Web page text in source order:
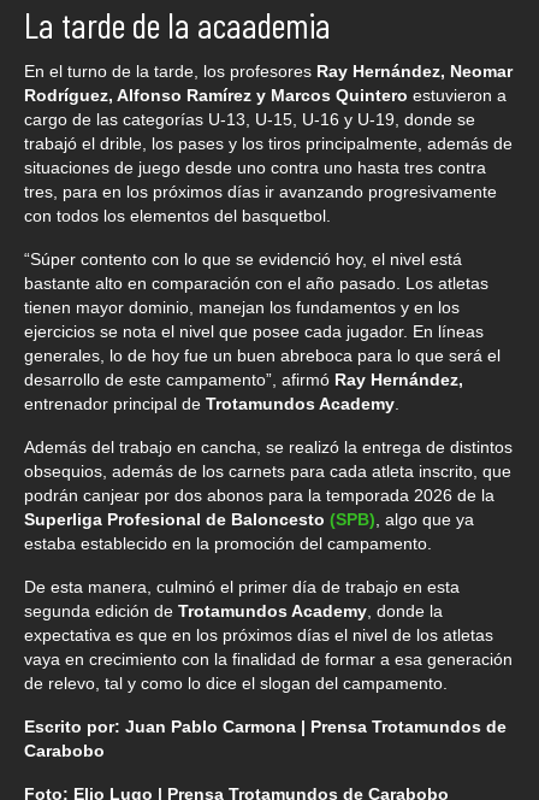
La tarde de la acaademia
En el turno de la tarde, los profesores Ray Hernández, Neomar
Rodríguez, Alfonso Ramírez y Marcos Quintero estuvieron a
cargo de las categorías U-13, U-15, U-16 y U-19, donde se
trabajó el drible, los pases y los tiros principalmente, además de
situaciones de juego desde uno contra uno hasta tres contra
tres, para en los próximos días ir avanzando progresivamente
con todos los elementos del basquetbol.
“Súper contento con lo que se evidenció hoy, el nivel está
bastante alto en comparación con el año pasado. Los atletas
tienen mayor dominio, manejan los fundamentos y en los
ejercicios se nota el nivel que posee cada jugador. En líneas
generales, lo de hoy fue un buen abreboca para lo que será el
desarrollo de este campamento”, afirmó Ray Hernández,
entrenador principal de Trotamundos Academy
Además del trabajo en cancha, se realizó la entrega de distintos
obsequios, además de los carnets para cada atleta inscrito, que
podrán canjear por dos abonos para la temporada 2026 de la
Superliga Profesional de Baloncesto (SPB) , algo que ya
estaba establecido en la promoción del campamento.
De esta manera, culminó el primer día de trabajo en esta
segunda edición de Trotamundos Academy , donde la
expectativa es que en los próximos días el nivel de los atletas
vaya en crecimiento con la finalidad de formar a esa generación
de relevo, tal y como lo dice el slogan del campamento.
Escrito por: Juan Pablo Carmona | Prensa Trotamundos de
Carabobo
Foto: Elio Lugo | Prensa Trotamundos de Carabobo